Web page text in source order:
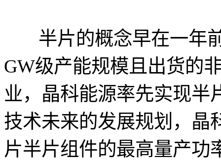
半片的概念早在一年
GW级产能规模且出货的
业，晶科能源率先实现半
技术未来的发展规划，晶
片半片组件的最高量产功